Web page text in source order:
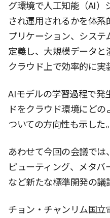
グ環境で人工知能（AI）
され運用されるかを体
プリケーション、システ
定義し、大規模データと
クラウド上で効率的に実
AIモデルの学習過程で発
ドをクラウド環境にど
ついての方向性も示した。
あわせて今回の会議で
ピューティング、メタバ
など新たな標準開発の議
チョン・チャンリム国